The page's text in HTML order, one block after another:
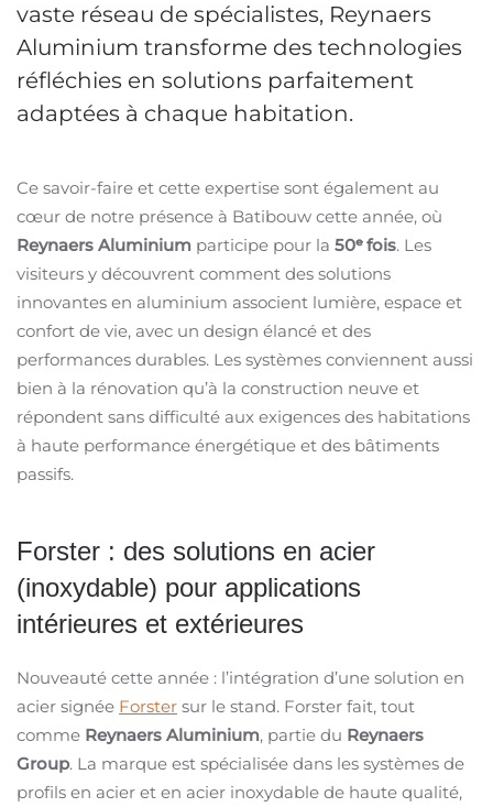
vaste réseau de spécialistes, Reynaers
Aluminium transforme des technologies
réfléchies en solutions parfaitement
adaptées à chaque habitation.
Ce savoir-faire et cette expertise sont également au
cœur de notre présence à Batibouw cette année, où
Reynaers Aluminium participe pour la 50ᵉfois. Les
visiteurs y découvrent comment des solutions
innovantes en aluminium associent lumière, espace et
confort de vie, avec un design élancé et des
performances durables. Les systèmes conviennent aussi
bien à la rénovation qu’à la construction neuve et
répondent sans difficulté aux exigences des habitations
à haute performance énergétique et des bâtiments
passifs.
Forster : des solutions en acier
(inoxydable) pour applications
intérieures et extérieures
Nouveauté cette année : l’intégration d’une solution en
acier signée Forster sur le stand. Forster fait, tout
comme Reynaers Aluminium, partie du Reynaers
Group. La marque est spécialisée dans les systèmes de
profils en acier et en acier inoxydable de haute qualité,